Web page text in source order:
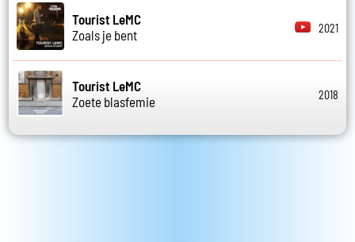
Tourist LeMC
Zoals je bent
2021
Tourist LeMC
Zoete blasfemie
2018